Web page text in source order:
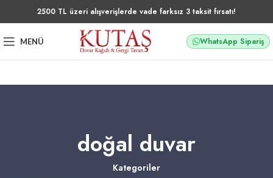
2500 TL üzeri alışverişlerde vade farksız 3 taksit fırsatı!
MENÜ WhatsApp Sipariş
doğal duvar
Kategoriler